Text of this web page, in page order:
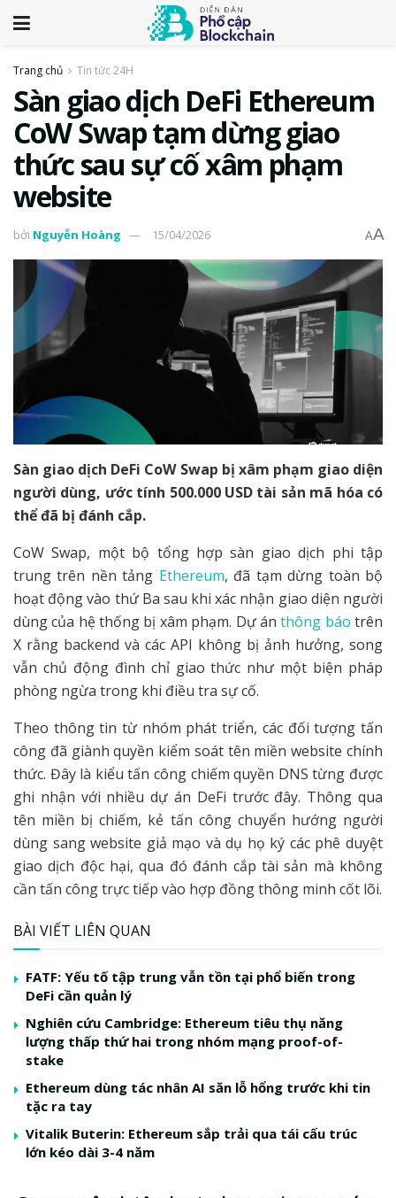
Trang chủ Tin tức 24H
Sàn giao dịch DeFi Ethereum
CoW Swap tạm dừng giao
thức sau sự cố xâm phạm
website
bởi Nguyễn Hoàng 15/04/2026 AA
Sàn giao dịch DeFi CoW Swap bị xâm phạm giao diện
người dùng, ước tính 500.000 USD tài sản mã hóa có
thể đã bị đánh cắp.
CoW Swap, một bộ tổng hợp sàn giao dịch phi tập
trung trên nền tảng Ethereum, đã tạm dừng toàn bộ
hoạt động vào thứ Ba sau khi xác nhận giao diện người
dùng của hệ thống bị xâm phạm. Dự ánthông báo trên
X rằng backend và các API không bị ảnh hưởng, song
vẫn chủ động đình chỉ giao thức như một biện pháp
phòng ngừa trong khi điều tra sự cố.
Theo thông tin từ nhóm phát triển, các đối tượng tấn
công đã giành quyền kiểm soát tên miền website chính
thức. Đây là kiểu tấn công chiếm quyền DNS từng được
ghi nhận với nhiều dự án DeFi trước đây. Thông qua
tên miền bị chiếm, kẻ tấn công chuyển hướng người
dùng sang website giả mạo và dụ họ ký các phê duyệt
giao dịch độc hại, qua đó đánh cắp tài sản mà không
cần tấn công trực tiếp vào hợp đồng thông minh cốt lõi.
BÀI VIẾT LIÊN QUAN
FATF: Yếu tố tập trung vẫn tồn tại phổ biến trong
DeFi cần quản lý
Nghiên cứu Cambridge: Ethereum tiêu thụ năng
lượng thấp thứ hai trong nhóm mạng proof-of-
stake
Ethereum dùng tác nhân AI săn lỗ hổng trước khi tin
tặc ra tay
Vitalik Buterin: Ethereum sắp trải qua tái cấu trúc
lớn kéo dài 3-4 năm